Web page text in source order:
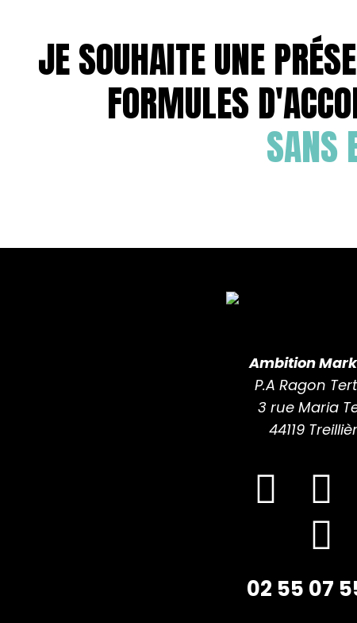
JE SOUHAITE UNE
FORMULES
SANS
Ambition
P.A Ragon
3 rue Maria
44119
02 55 07